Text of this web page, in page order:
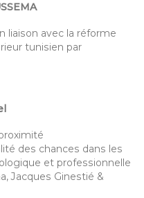
liaison avec la réforme
tunisien par
des chances dans les
et professionnelle
Jacques Ginestié &